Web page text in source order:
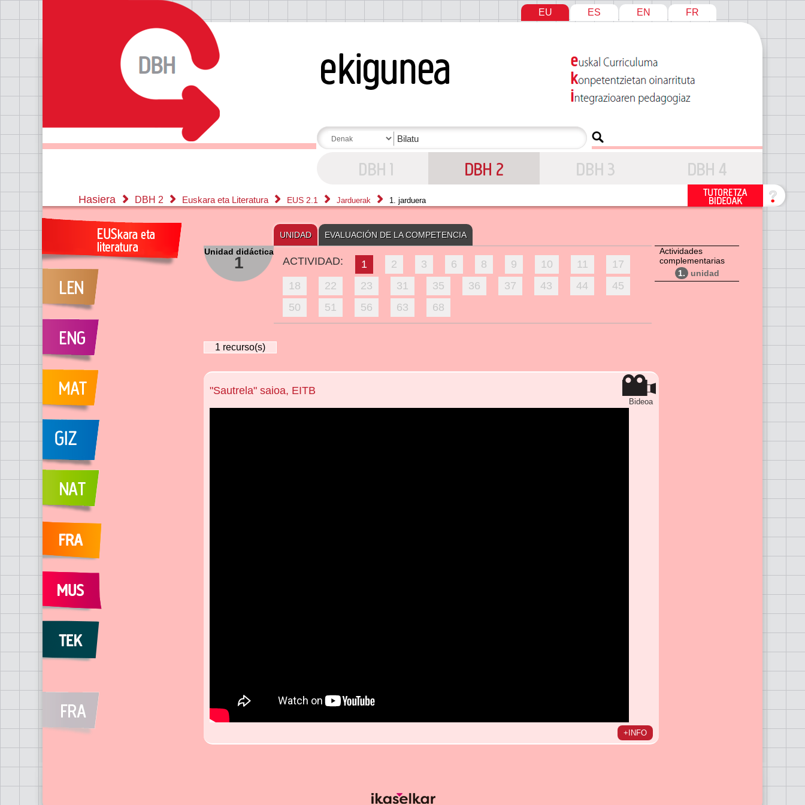
EU ES EN FR
Hasiera DBH 2 Euskara eta Literatura EUS 2.1 Jarduerak 1. jarduera
UNIDAD
EVALUACIÓN DE LA COMPETENCIA
Unidad didáctica
1 ACTIVIDAD: 1 2 3 6 8 9 10 11
17
18
22 23 31 35 36 37 43 44
45
50
51 56 63 68
Actividades
complementarias
1.
unidad
1 recurso(s)
"Sautrela" saioa, EITB
Bideoa
+INFO